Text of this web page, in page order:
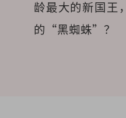
龄最大的新国王
的“黑蜘蛛”？